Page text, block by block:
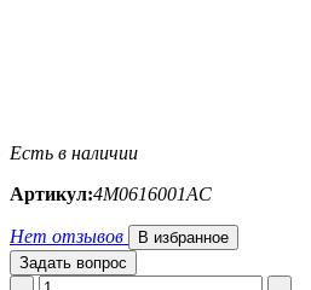
Есть в наличии
Артикул:4M0616001AC
Нет отзывов
В избранное
Задать вопрос